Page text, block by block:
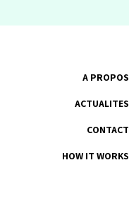
A PROPOS
ACTUALITES
CONTACT
HOW IT WORKS